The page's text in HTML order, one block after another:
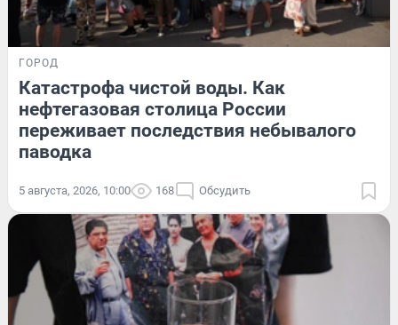
ГОРОД
Катастрофа чистой воды. Как
нефтегазовая столица России
переживает последствия небывалого
паводка
5 августа, 2026, 10:00 168 Обсудить